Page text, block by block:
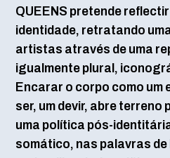
QUEENS pretende
identidade, retratando
artistas através de uma
igualmente plural,
Encarar o corpo como um
ser, um devir, abre
uma política pós-
somático, nas palavras de